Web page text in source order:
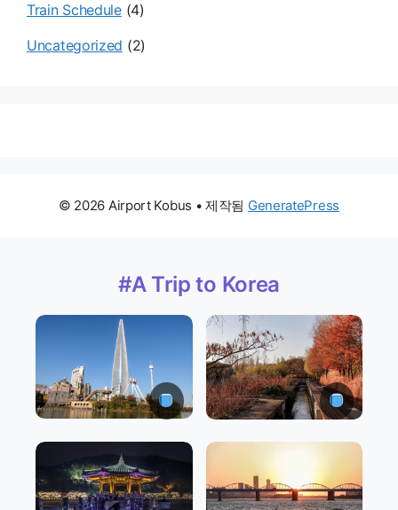
Train Schedule(4)
Uncategorized (2)
© 2026 Airport Kobus • 제작됨 GeneratePress
#A Trip to Korea